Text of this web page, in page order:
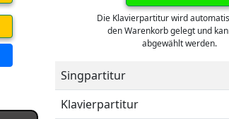
Die Klavierpartitur wird
den Warenkorb gelegt und
abgewählt werden.
Singpartitur
Klavierpartitur